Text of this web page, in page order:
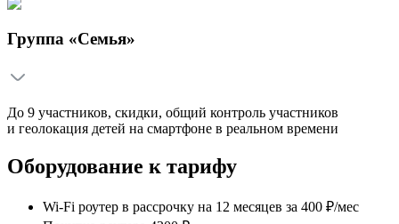
Группа «Семья»
До 9 участников, скидки, общий контроль участников
и геолокация детей на смартфоне в реальном времени
Оборудование к тарифу
Wi-Fi роутер в рассрочку на 12 месяцев за 400 ₽/мес